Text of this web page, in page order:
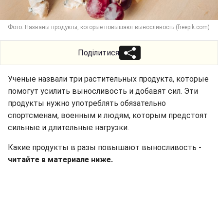
Фото: Названы продукты, которые повышают выносливость (freepik.com)
Поділитися
Ученые назвали три растительных продукта, которые
помогут усилить выносливость и добавят сил. Эти
продукты нужно употреблять обязательно
спортсменам, военным и людям, которым предстоят
сильные и длительные нагрузки.
Какие продукты в разы повышают выносливость -
читайте в материале ниже.